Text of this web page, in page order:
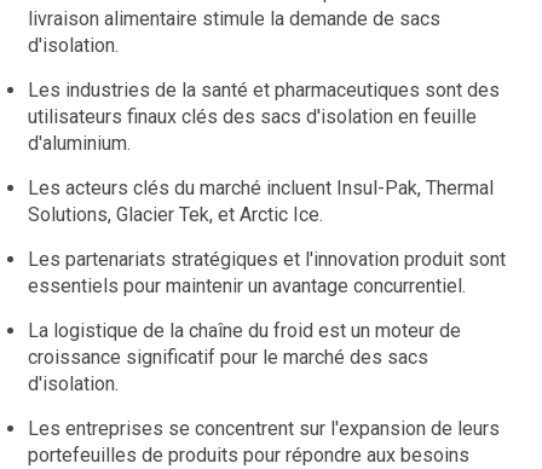
livraison alimentaire stimule la demande de sacs
d'isolation.
Les industries de la santé et pharmaceutiques sont des
utilisateurs finaux clés des sacs d'isolation en feuille
d'aluminium.
Les acteurs clés du marché incluent Insul-Pak, Thermal
Solutions, Glacier Tek, et Arctic Ice.
Les partenariats stratégiques et l'innovation produit sont
essentiels pour maintenir un avantage concurrentiel.
La logistique de la chaîne du froid est un moteur de
croissance significatif pour le marché des sacs
d'isolation.
Les entreprises se concentrent sur l'expansion de leurs
portefeuilles de produits pour répondre aux besoins